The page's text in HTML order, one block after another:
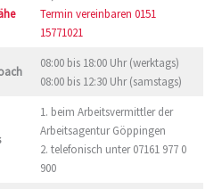
Termin vereinbaren 0151
15771021
08:00 bis 18:00 Uhr (werktags)
08:00 bis 12:30 Uhr (samstags)
1. beim Arbeitsvermittler der
Arbeitsagentur Göppingen
2. telefonisch unter 07161 977 0
900